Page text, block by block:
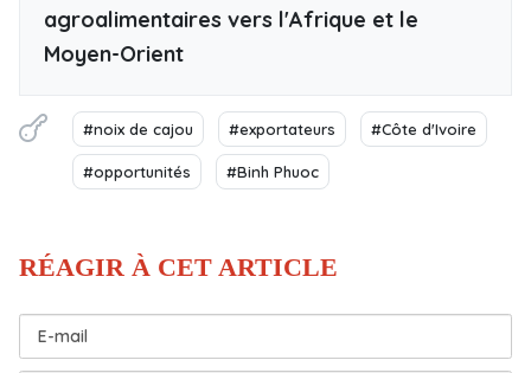
agroalimentaires vers l'Afrique et le
Moyen-Orient
#noix de cajou #exportateurs #Côte d'Ivoire
#opportunités #Binh Phuoc